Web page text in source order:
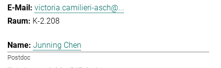
victoria.camilieri-asch@...
K-2.208
Junning Chen
Postdoc